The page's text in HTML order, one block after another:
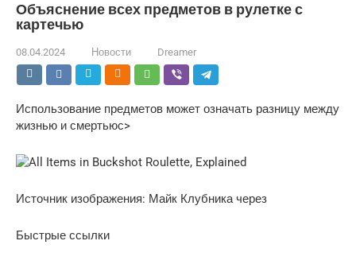
Объяснение всех предметов в рулетке с
картечью
08.04.2024 Новости Dreamer
Использование предметов может означать разницу между
жизнью и смертьюс>
Источник изображения: Майк Клубника через
Быстрые ссылки